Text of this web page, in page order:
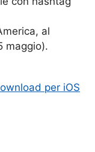
al
maggio).
per iOS